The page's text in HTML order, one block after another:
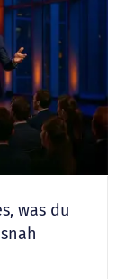
was du